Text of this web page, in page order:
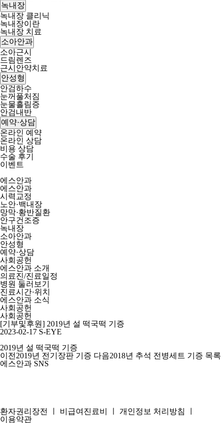
녹내장
녹내장 클리닉
녹내장이란
녹내장 치료
소아안과
소아근시
드림렌즈
근시안약치료
안성형
안검하수
눈꺼풀처짐
눈물흘림증
안검내반
예약·상담
온라인 예약
온라인 상담
비용 상담
수술 후기
이벤트
에스안과
에스안과
시력교정
노안·백내장
망막·황반질환
안구건조증
녹내장
소아안과
안성형
예약·상담
사회공헌
에스안과 소개
의료진/진료일정
병원 둘러보기
진료시간·위치
에스안과 소식
사회공헌
사회공헌
[기부및후원] 2019년 설 떡국떡 기증
2023-02-17 S-EYE
2019년 설 떡국떡 기증
이전 2019년 전기장판 기증 다음2018년 추석 전병세트 기증 목록
에스안과 SNS
환자권리장전 비급여진료비 개인정보 처리방침
이용약관